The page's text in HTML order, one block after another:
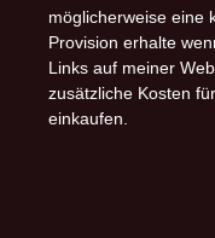
möglicherweise eine
Provision erhalte
Links auf meiner
zusätzliche Kosten
einkaufen.